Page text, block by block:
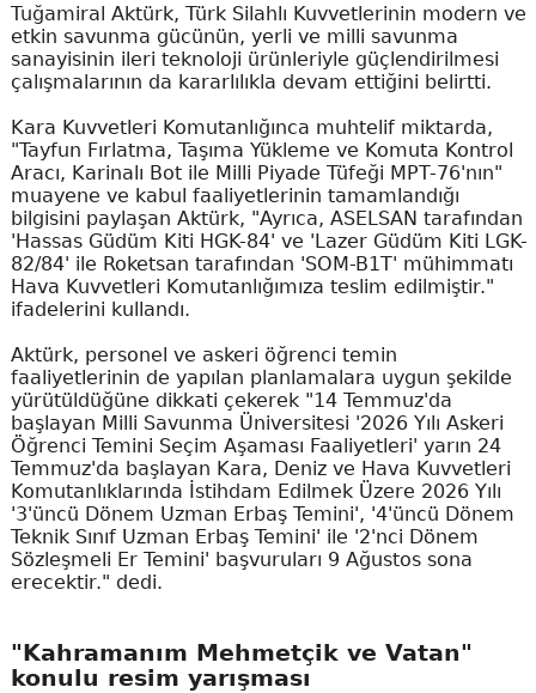
Tuğamiral Aktürk, Türk Silahlı Kuvvetlerinin modern ve
etkin savunma gücünün, yerli ve milli savunma
sanayisinin ileri teknoloji ürünleriyle güçlendirilmesi
çalışmalarının da kararlılıkla devam ettiğini belirtti.
Kara Kuvvetleri Komutanlığınca muhtelif miktarda,
"Tayfun Fırlatma, Taşıma Yükleme ve Komuta Kontrol
Aracı, Karinalı Bot ile Milli Piyade Tüfeği MPT-76'nın"
muayene ve kabul faaliyetlerinin tamamlandığı
bilgisini paylaşan Aktürk, "Ayrıca, ASELSAN tarafından
'Hassas Güdüm Kiti HGK-84' ve 'Lazer Güdüm Kiti LGK-
82/84' ile Roketsan tarafından 'SOM-B1T' mühimmatı
Hava Kuvvetleri Komutanlığımıza teslim edilmiştir."
ifadelerini kullandı.
Aktürk, personel ve askeri öğrenci temin
faaliyetlerinin de yapılan planlamalara uygun şekilde
yürütüldüğüne dikkati çekerek "14 Temmuz'da
başlayan Milli Savunma Üniversitesi '2026 Yılı Askeri
Öğrenci Temini Seçim Aşaması Faaliyetleri' yarın 24
Temmuz'da başlayan Kara, Deniz ve Hava Kuvvetleri
Komutanlıklarında İstihdam Edilmek Üzere 2026 Yılı
'3'üncü Dönem Uzman Erbaş Temini', '4'üncü Dönem
Teknik Sınıf Uzman Erbaş Temini' ile '2'nci Dönem
Sözleşmeli Er Temini' başvuruları 9 Ağustos sona
erecektir." dedi.
"Kahramanım Mehmetçik ve Vatan"
konulu resim yarışması